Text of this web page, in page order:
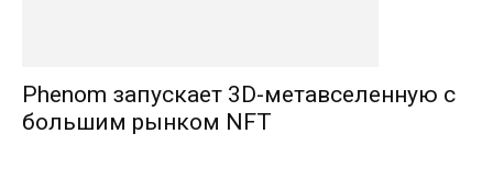
Phenom запускает 3D-метавселенную с
большим рынком NFT